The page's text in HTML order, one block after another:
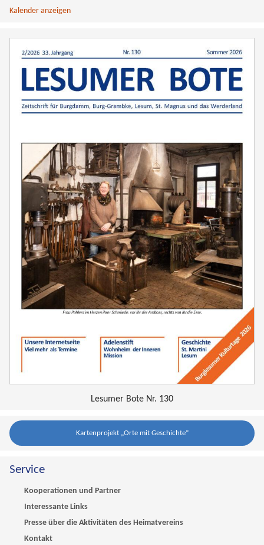
Kalender anzeigen
Lesumer Bote Nr. 130
Kartenprojekt „Orte mit Geschichte“
Service
Kooperationen und Partner
Interessante Links
Presse über die Aktivitäten des Heimatvereins
Kontakt